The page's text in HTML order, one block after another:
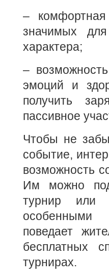
–
значимых
характера;
–
эмоций и
получить
пассивное
Чтобы не
событие,
возможность
Им можно
турнир или
особенными
поведает
бесплатных
турнирах.